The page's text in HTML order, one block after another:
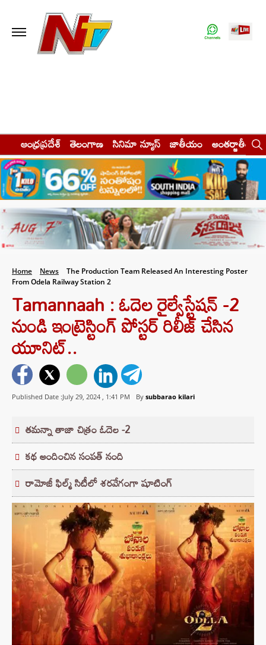
ఆంధ్రప్రదేశ్ తెలంగాణ సినిమా న్యూస్ జాతీయం అంతర్జాతీయం
Home News
The Production Team Released An Interesting Poster
From Odela Railway Station 2
Tamannaah : ఓదెల రైల్వేస్టేషన్‌ -2
నుండి ఇంట్రెస్టింగ్ పోస్టర్ రిలీజ్ చేసిన
యూనిట్..
Published Date :July 29, 2024 , 1:41 PM By subbarao kilari
తమన్నా తాజా చిత్రం ఓదెల -2
కథ అందించిన సంపత్ నంది
రామోజీ ఫిల్మ్ సిటీలో శరవేగంగా షూటింగ్